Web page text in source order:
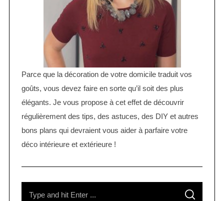
Parce que la décoration de votre domicile traduit vos
goûts, vous devez faire en sorte qu’il soit des plus
élégants. Je vous propose à cet effet de découvrir
régulièrement des tips, des astuces, des DIY et autres
bons plans qui devraient vous aider à parfaire votre
déco intérieure et extérieure !
S